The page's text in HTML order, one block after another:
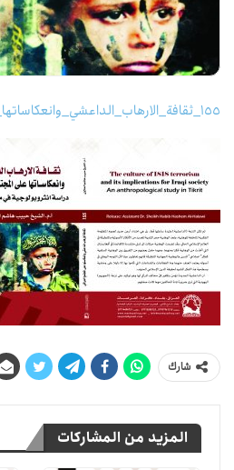
155_ثقافة_الارهاب_الداعشي_وانعكاساتها_على_المجتمع_العراقي
شارك
المزيد من المشاركات